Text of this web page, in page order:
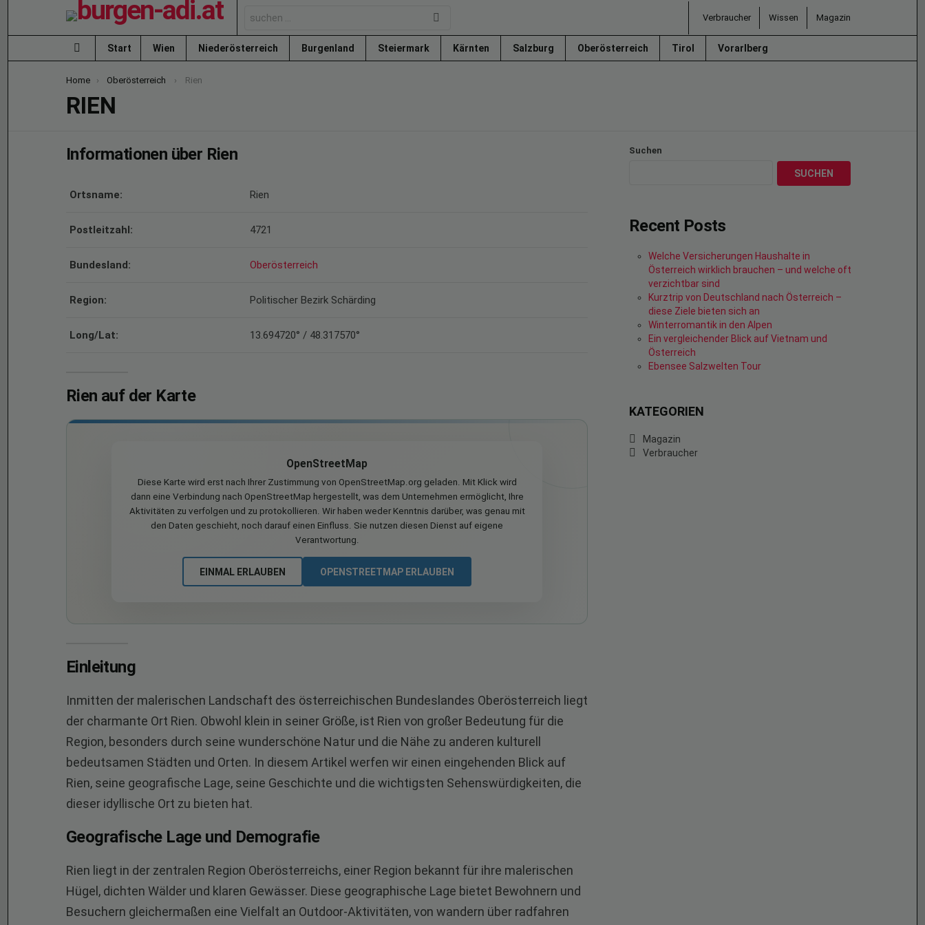
for:
Verbraucher Wissen Magazin
Menu
Start Wien Niederösterreich Burgenland Steiermark Kärnten Salzburg Oberösterreich Tirol Vorarlberg
You are here:
Home Oberösterreich Rien
RIEN
Informationen über Rien
Ortsname: Rien
Postleitzahl: 4721
Bundesland: Oberösterreich
Region: Politischer Bezirk Schärding
Long/Lat: 13.694720° / 48.317570°
Rien auf der Karte
OpenStreetMap
Diese Karte wird erst nach Ihrer Zustimmung von OpenStreetMap.org geladen. Mit Klick wird
dann eine Verbindung nach OpenStreetMap hergestellt, was dem Unternehmen ermöglicht, Ihre
Aktivitäten zu verfolgen und zu protokollieren. Wir haben weder Kenntnis darüber, was genau mit
den Daten geschieht, noch darauf einen Einfluss. Sie nutzen diesen Dienst auf eigene
Verantwortung.
EINMAL ERLAUBEN OPENSTREETMAP ERLAUBEN
Einleitung
Inmitten der malerischen Landschaft des österreichischen Bundeslandes Oberösterreich liegt
der charmante Ort Rien. Obwohl klein in seiner Größe, ist Rien von großer Bedeutung für die
Region, besonders durch seine wunderschöne Natur und die Nähe zu anderen kulturell
bedeutsamen Städten und Orten. In diesem Artikel werfen wir einen eingehenden Blick auf
Rien, seine geografische Lage, seine Geschichte und die wichtigsten Sehenswürdigkeiten, die
dieser idyllische Ort zu bieten hat.
Geografische Lage und Demografie
Rien liegt in der zentralen Region Oberösterreichs, einer Region bekannt für ihre malerischen
Hügel, dichten Wälder und klaren Gewässer. Diese geographische Lage bietet Bewohnern und
Besuchern gleichermaßen eine Vielfalt an Outdoor-Aktivitäten, von wandern über radfahren
Suchen
SUCHEN
Recent Posts
Welche Versicherungen Haushalte in
Österreich wirklich brauchen – und welche oft
verzichtbar sind
Kurztrip von Deutschland nach Österreich –
diese Ziele bieten sich an
Winterromantik in den Alpen
Ein vergleichender Blick auf Vietnam und
Österreich
Ebensee Salzwelten Tour
KATEGORIEN
Magazin
Verbraucher